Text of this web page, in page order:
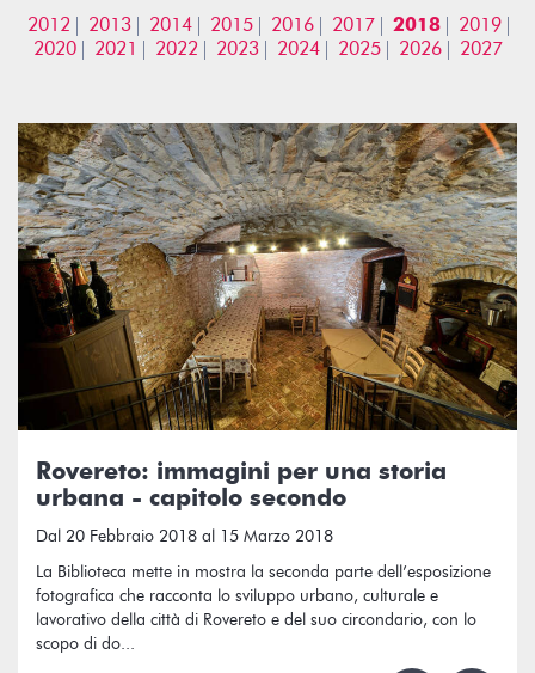
2012
2013 2014 2015 2016 2017 2018
2019
2020
2021 2022 2023 2024 2025 2026 2027
Rovereto: immagini per una storia
urbana - capitolo secondo
Dal 20 Febbraio 2018 al 15 Marzo 2018
La Biblioteca mette in mostra la seconda parte dell’esposizione
fotografica che racconta lo sviluppo urbano, culturale e
lavorativo della città di Rovereto e del suo circondario, con lo
scopo di do...